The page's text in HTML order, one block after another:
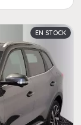
EN STOCK